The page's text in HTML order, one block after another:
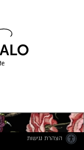
הצהרת נגישות